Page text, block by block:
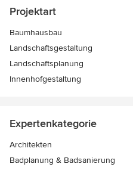
Projektart
Baumhausbau
Landschaftsgestaltung
Landschaftsplanung
Innenhofgestaltung
Expertenkategorie
Architekten
Badplanung & Badsanierung